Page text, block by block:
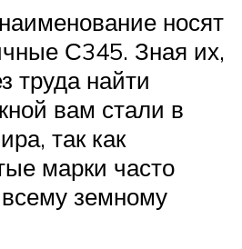
носят
С345. Зная их,
труда найти
вам стали в
так как
марки часто
земному